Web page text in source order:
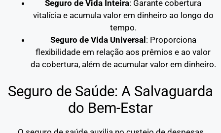
Seguro de Vida Inteira: Garante cobertura
vitalícia e acumula valor em dinheiro ao longo do
tempo.
Seguro de Vida Universal: Proporciona
flexibilidade em relação aos prêmios e ao valor
da cobertura, além de acumular valor em dinheiro.
Seguro de Saúde: A Salvaguarda
do Bem-Estar